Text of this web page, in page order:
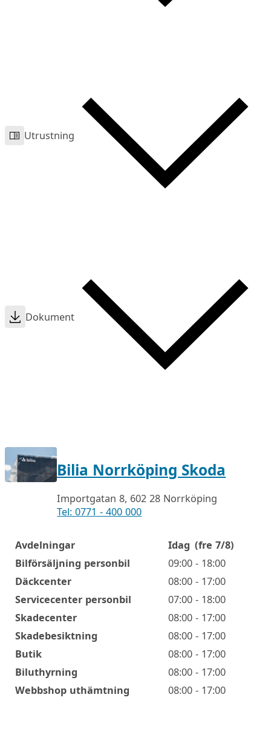
Utrustning
Dokument
Bilia Norrköping Skoda
Importgatan 8, 602 28 Norrköping
Tel: 0771 - 400 000
Öppettider
Avdelningar Idag (fre 7/8)
Bilförsäljning personbil
09:00 - 18:00
Däckcenter
08:00 - 17:00
Servicecenter personbil
07:00 - 18:00
Skadecenter
08:00 - 17:00
Skadebesiktning
08:00 - 17:00
Butik
08:00 - 17:00
Biluthyrning
08:00 - 17:00
Webbshop uthämtning
08:00 - 17:00